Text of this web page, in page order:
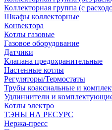
Коллекторная группа (с
Шкафы коллекторные
Конвектора
Котлы газовые
Газовое оборудование
Датчики
Клапана предохранительные
Настенные котлы
Регуляторы/Термостаты
Трубы коаксиальные и
Удлиннители и
Котлы электро
ТЭНЫ НА РЕСУРС
Нержа-пресс